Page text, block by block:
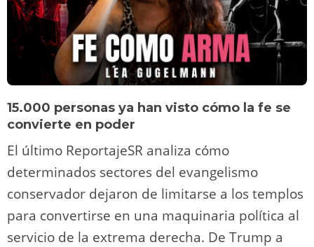
15.000 personas ya han visto cómo la fe se
convierte en poder
El último ReportajeSR analiza cómo
determinados sectores del evangelismo
conservador dejaron de limitarse a los templos
para convertirse en una maquinaria política al
servicio de la extrema derecha. De Trump a